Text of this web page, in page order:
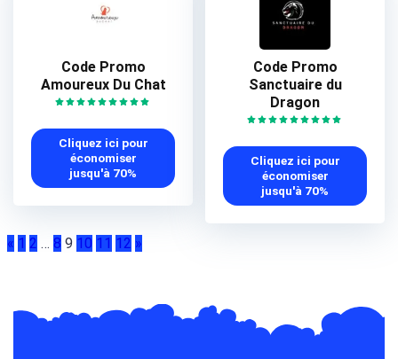
Code Promo
Amoureux Du Chat
Cliquez ici pour
économiser
jusqu'à 70%
Code Promo
Sanctuaire du
Dragon
Cliquez ici pour
économiser
jusqu'à 70%
« 1 2 … 8 9 10 11 12 »